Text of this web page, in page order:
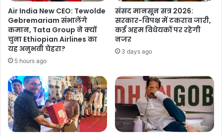
Air India New CEO: Tewolde
Gebremariam संभालेंगे
कमान, Tata Group ने क्यों
चुना Ethiopian Airlines का
यह अनुभवी चेहरा?
5 hours ago
संसद मानसून सत्र 2026:
सरकार-विपक्ष में टकराव जारी,
कई अहम विधेयकों पर रहेगी
नजर
3 days ago